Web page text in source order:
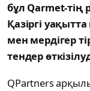
бұл Qarmet-
Қазіргі
мен мердігер
тендер
QPartners